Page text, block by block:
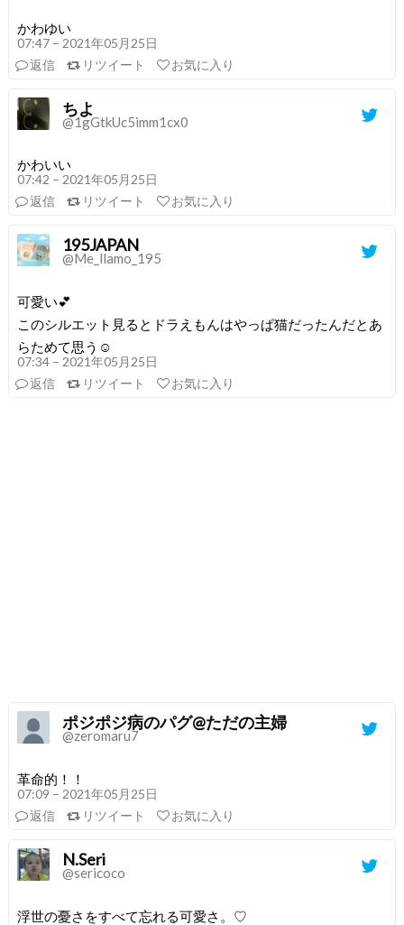
かわゆい
07:47 – 2021年05月25日
返信
リツイート お気に入り
ちよ
@1gGtkUc5imm1cx0
かわいい
07:42 – 2021年05月25日
返信
リツイート お気に入り
195JAPAN
@Me_llamo_195
可愛い💕
このシルエット見るとドラえもんはやっぱ猫だったんだとあ
らためて思う☺️
07:34 – 2021年05月25日
返信
リツイート お気に入り
ポジポジ病のパグ@ただの主婦
@zeromaru7
革命的！！
07:09 – 2021年05月25日
返信
リツイート お気に入り
N.Seri
@sericoco
浮世の憂さをすべて忘れる可愛さ。♡